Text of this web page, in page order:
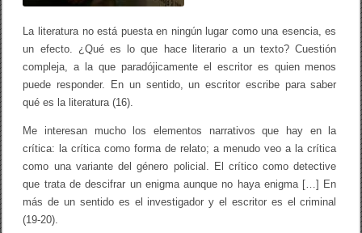
La literatura no está puesta en ningún lugar como una esencia, es
un efecto. ¿Qué es lo que hace literario a un texto? Cuestión
compleja, a la que paradójicamente el escritor es quien menos
puede responder. En un sentido, un escritor escribe para saber
qué es la literatura (16).
Me interesan mucho los elementos narrativos que hay en la
crítica: la crítica como forma de relato; a menudo veo a la crítica
como una variante del género policial. El crítico como detective
que trata de descifrar un enigma aunque no haya enigma […] En
más de un sentido es el investigador y el escritor es el criminal
(19-20).